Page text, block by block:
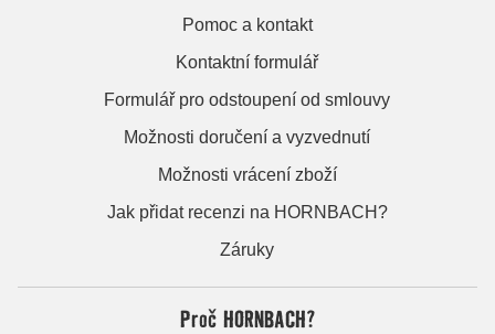
Pomoc a kontakt
Kontaktní formulář
Formulář pro odstoupení od smlouvy
Možnosti doručení a vyzvednutí
Možnosti vrácení zboží
Jak přidat recenzi na HORNBACH?
Záruky
Proč HORNBACH?